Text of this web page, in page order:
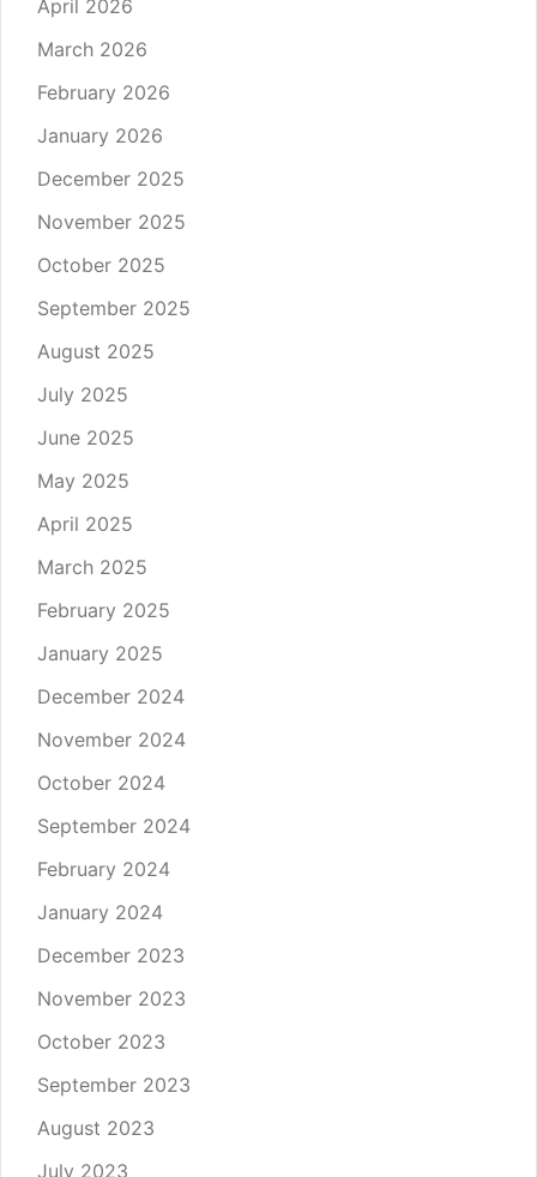
April 2026
March 2026
February 2026
January 2026
December 2025
November 2025
October 2025
September 2025
August 2025
July 2025
June 2025
May 2025
April 2025
March 2025
February 2025
January 2025
December 2024
November 2024
October 2024
September 2024
February 2024
January 2024
December 2023
November 2023
October 2023
September 2023
August 2023
July 2023